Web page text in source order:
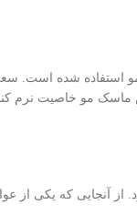
مو استفاده شده
مو خاصیت نرم
آنجایی که یکی از